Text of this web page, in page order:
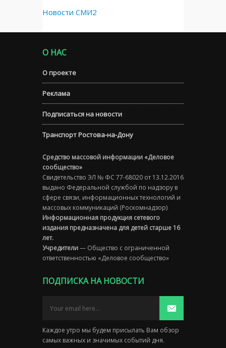
Новости СМИ2
О НАС
О проекте
Реклама
Подписаться на новости
Транспорт Ростова-на-Дону
Средство массовой информации «Деловое
сообщество»
Свидетельство ЭЛ № ФС 77-68020 от 13.12.2016
выдано Федеральной службой по надзору в
сфере связи, информационных технологий и
массовых коммуникаций (Роскомнадзор)
Информационная продукция сетевого
издания предназначена для детей старше 16
лет.
Учредители— Общество с ограниченной
ответственностью «Деловое сообщество»
ПОДПИСКА НА НОВОСТИ
Каждое утро мы будем присылать Вам обзор
самых важных и значимых событий дня.